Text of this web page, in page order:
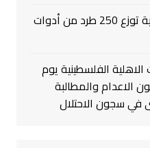
جمعية لجان المرأة الفلسطينية توزع 250 طرد من أدوات
الفلسطينية يوم
الاعدام والمطالبة
في سجون الاحتلال